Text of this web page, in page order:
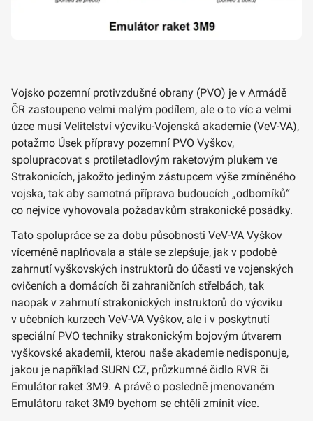
Vojsko pozemní protivzdušné obrany (PVO) je v Armádě
ČR zastoupeno velmi malým podílem, ale o to víc a velmi
úzce musí Velitelství výcviku-Vojenská akademie (VeV-VA),
potažmo Úsek přípravy pozemní PVO Vyškov,
spolupracovat s protiletadlovým raketovým plukem ve
Strakonicích, jakožto jediným zástupcem výše zmíněného
vojska, tak aby samotná příprava budoucích „odborníků“
co nejvíce vyhovovala požadavkům strakonické posádky.
Tato spolupráce se za dobu působnosti VeV-VA Vyškov
víceméně naplňovala a stále se zlepšuje, jak v podobě
zahrnutí vyškovských instruktorů do účasti ve vojenských
cvičeních a domácích či zahraničních střelbách, tak
naopak v zahrnutí strakonických instruktorů do výcviku
v učebních kurzech VeV-VA Vyškov, ale i v poskytnutí
speciální PVO techniky strakonickým bojovým útvarem
vyškovské akademii, kterou naše akademie nedisponuje,
jakou je například SURN CZ, průzkumné čidlo RVR či
Emulátor raket 3M9. A právě o posledně jmenovaném
Emulátoru raket 3M9 bychom se chtěli zmínit více.